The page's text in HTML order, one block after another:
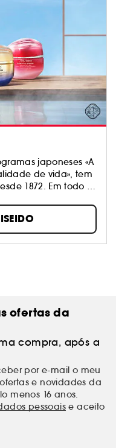
japoneses «A
de vida», tem
1872. Em todo o
profundo
arte de viver em
Shiseido transmite
de
ofertas da
compra, após a
por e-mail o meu
e novidades da
menos 16 anos.
pessoais e aceito